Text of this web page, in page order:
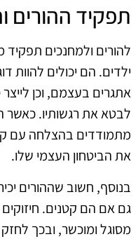
תפקיד ההורים
להורים ולמחנכים תפקיד
ילדים. הם יכולים להוות
אתגרים בעצמם, וכן
לבטא את רגשותיו. כאשר
מתמודדים בהצלחה עם
את הביטחון העצמי שלו.
בנוסף, חשוב שההורים
גם אם הם קטנים. חיזוקים
מסוגל ומוכשר, ובכך